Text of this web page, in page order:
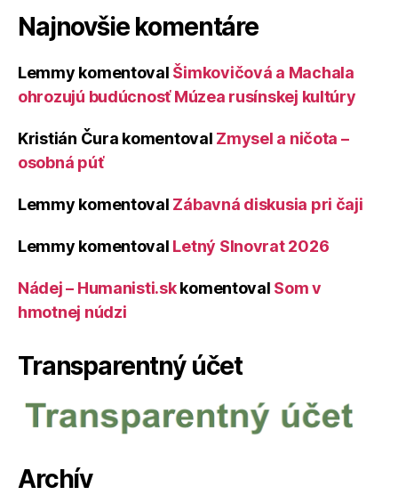
Najnovšie komentáre
Lemmy komentoval Šimkovičová a Machala
ohrozujú budúcnosť Múzea rusínskej kultúry
Kristián Čura komentoval Zmysel a ničota –
osobná púť
Lemmy komentoval Zábavná diskusia pri čaji
Lemmy komentoval Letný Slnovrat 2026
Nádej – Humanisti.skkomentoval Som v
hmotnej núdzi
Transparentný účet
Archív